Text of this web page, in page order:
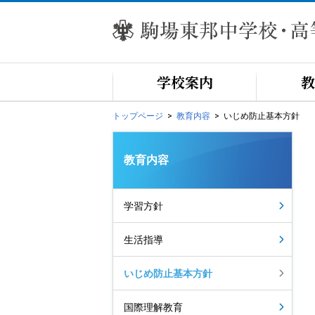
学校案内
トップページ 教育内容 いじめ防止基本方針
教育内容
学習方針
生活指導
いじめ防止基本方針
国際理解教育